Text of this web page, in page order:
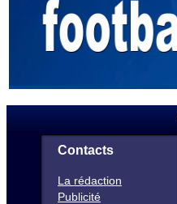
Contacts
La rédaction
Publicité